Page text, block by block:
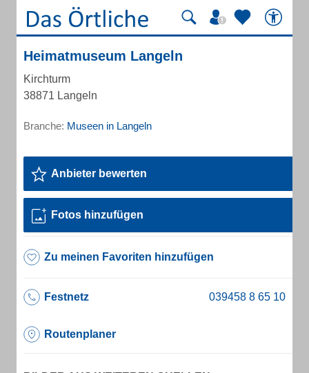
Heimatmuseum Langeln
Kirchturm
38871 Langeln
Branche: Museen in Langeln
Anbieter bewerten
Fotos hinzufügen
Zu meinen Favoriten hinzufügen
Festnetz
Routenplaner